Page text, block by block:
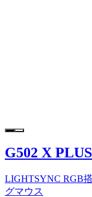
G502 X PLUS
LIGHTSYNC RGB
グマウス